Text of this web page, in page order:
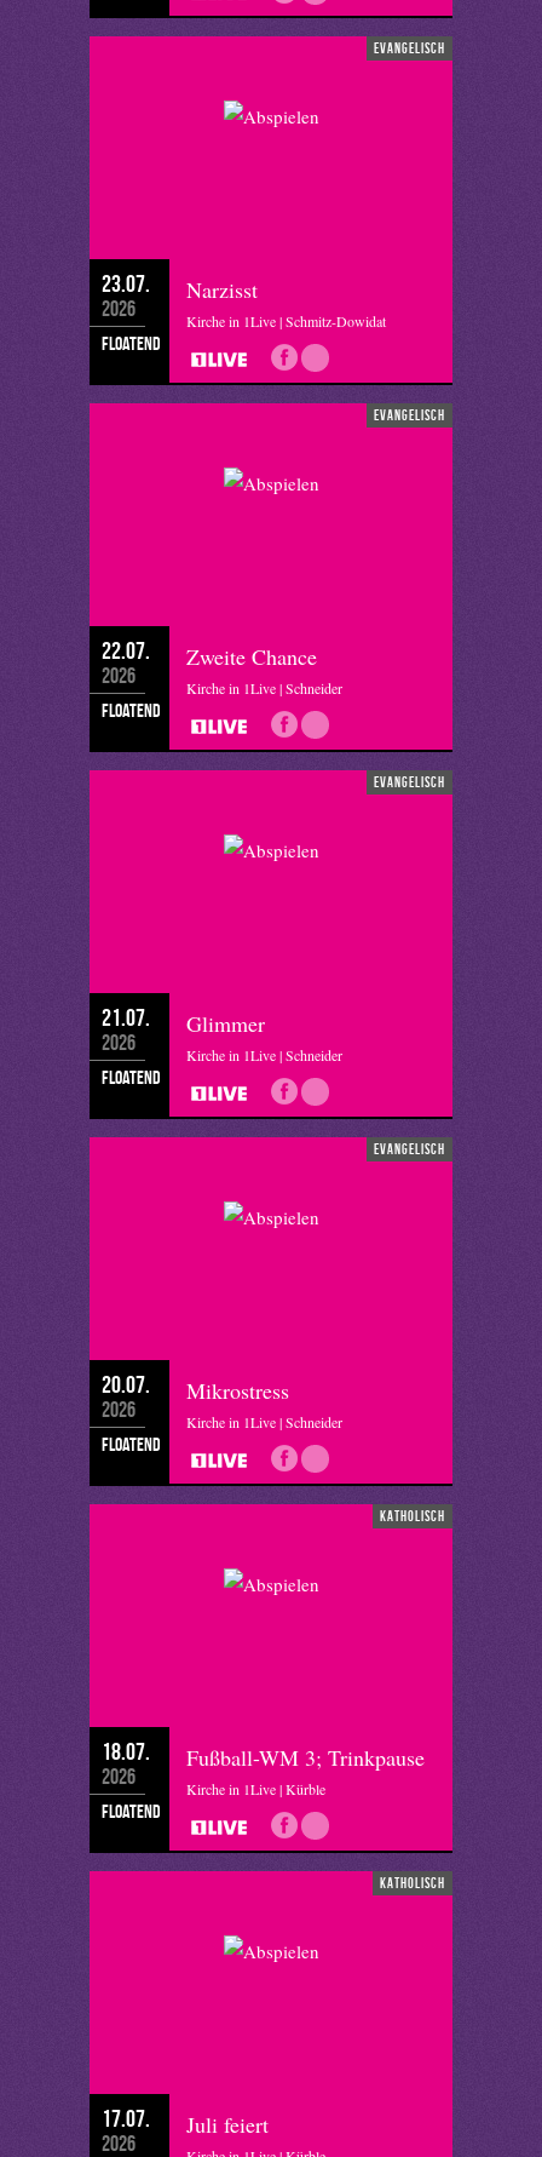
evangelisch
23.07.
2026
floatend
Narzisst
Kirche in 1Live | Schmitz-Dowidat
evangelisch
22.07.
2026
floatend
Zweite Chance
Kirche in 1Live | Schneider
evangelisch
21.07.
2026
floatend
Glimmer
Kirche in 1Live | Schneider
evangelisch
20.07.
2026
floatend
Mikrostress
Kirche in 1Live | Schneider
katholisch
18.07.
2026
floatend
Fußball-WM 3; Trinkpause
Kirche in 1Live | Kürble
katholisch
17.07.
2026
Juli feiert